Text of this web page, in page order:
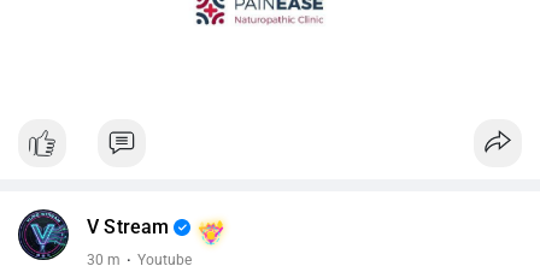
V Stream
30 m · Youtube